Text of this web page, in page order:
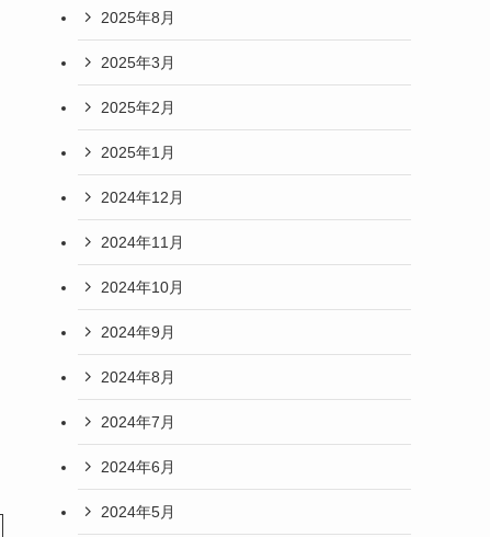
2025年8月
2025年3月
2025年2月
2025年1月
2024年12月
2024年11月
2024年10月
2024年9月
2024年8月
2024年7月
2024年6月
2024年5月